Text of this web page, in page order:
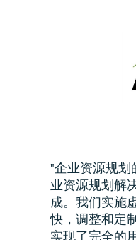
"企业资源规划
业资源规划解
成。我们实施
快，调整和定
实现了完全的